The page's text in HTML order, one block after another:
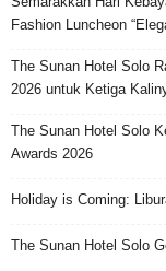
Fashion Luncheon
The Sunan Hotel Solo
2026 untuk Ketiga
The Sunan Hotel Solo
Awards 2026
Holiday is Coming:
The Sunan Hotel Solo